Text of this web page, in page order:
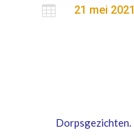
 21 mei 2021
Dorpsgezichten.